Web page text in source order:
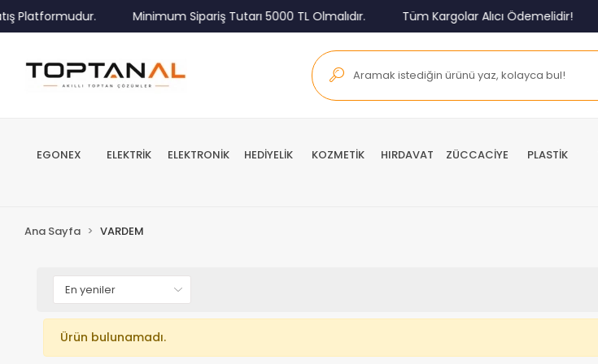
Platformudur. Minimum Sipariş Tutarı 5000 TL Olmalıdır. Tüm Kargolar Alıcı Ödemelidir!
EGONEX ELEKTRİK ELEKTRONİK HEDİYELİK KOZMETİK HIRDAVAT ZÜCCACİYE PLASTİK
Ana Sayfa VARDEM
Ürün bulunamadı.